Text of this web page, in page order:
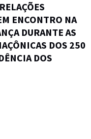
ENCONTRO NA
DURANTE AS
DOS 250
DOS